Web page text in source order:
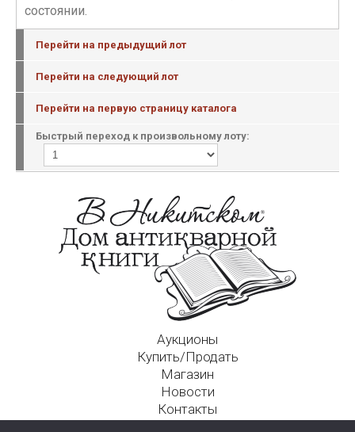
состоянии.
Перейти на предыдущий лот
Перейти на следующий лот
Перейти на первую страницу каталога
Быстрый переход к произвольному лоту:
Аукционы
Купить/Продать
Магазин
Новости
Контакты